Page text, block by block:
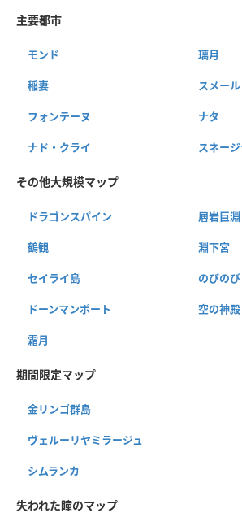
主要都市
モンド 璃月
稲妻 スメール
フォンテーヌ ナタ
ナド・クライ スネー
その他大規模マップ
ドラゴンスパイン 層岩巨淵
鶴観 淵下宮
セイライ島 のびの
ドーンマンポート 空の神殿
霜月
期間限定マップ
金リンゴ群島
ヴェルーリヤミラージュ
シムランカ
失われた瞳のマップ